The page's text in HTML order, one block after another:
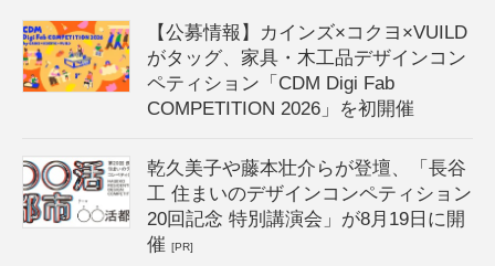
【公募情報】カインズ×コクヨ×VUILD
がタッグ、家具・木工品デザインコン
ペティション「CDM Digi Fab
COMPETITION 2026」を初開催
乾久美子や藤本壮介らが登壇、「長谷
工 住まいのデザインコンペティション
20回記念 特別講演会」が8月19日に開
催[PR]